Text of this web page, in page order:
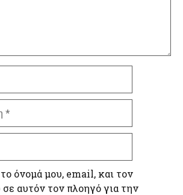
όνομά μου, email, και τον
σε αυτόν τον πλοηγό για την